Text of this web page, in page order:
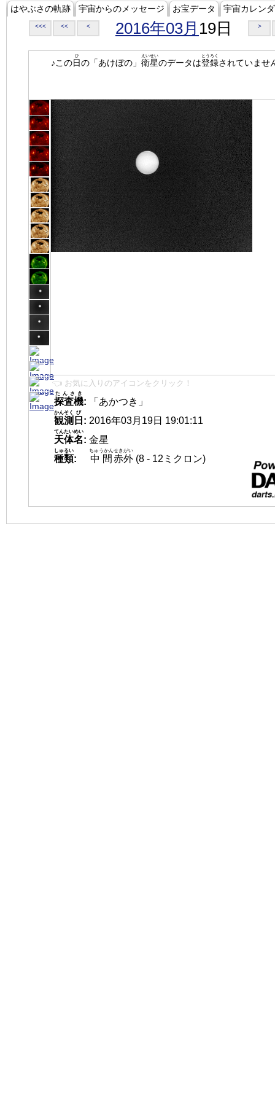
はやぶさの軌跡 宇宙からのメッセージ お宝データ 宇宙カレン
<<< << < 2016年03月 19日 >
♪この日
ひ
の「あけぼの」 衛星
えいせい
のデータは登録
とうろく
されていませ
👈 お気に入りのアイコンをクリック！
探査機
たんさき
:
「あかつき」
観測
かんそく
日
び
: 2016年03月19日 19:01:11
天体名
てんたいめい
: 金星
種類
しゅるい
: 中間
ちゅうかん
赤外
せきがい
(8 - 12ミクロン)